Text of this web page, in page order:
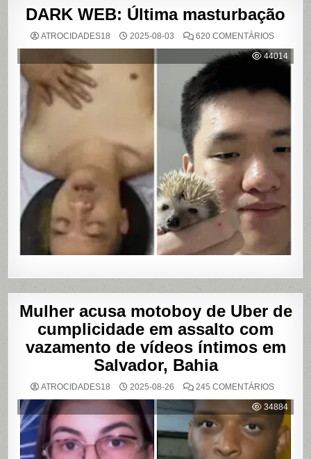
DARK WEB: Última masturbação
ATROCIDADES18 2025-08-03 620 COMENTÁRIOSEM
WEB:
ÚLTIMA
44014
Mulher acusa motoboy de Uber de
cumplicidade em assalto com
vazamento de vídeos íntimos em
Salvador, Bahia
ATROCIDADES18 2025-08-26 245 COMENTÁRIOSEM
ACUSA
DE
UBER
DE
EM
34884